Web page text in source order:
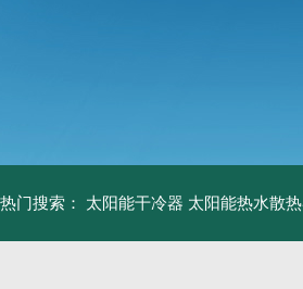
热门搜索： 太阳能干冷器 太阳能热水散